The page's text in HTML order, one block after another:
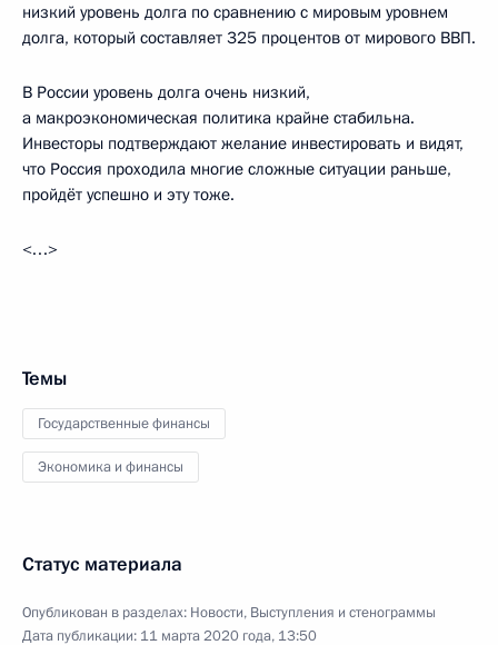
низкий уровень долга по сравнению с мировым уровнем
долга, который составляет 325 процентов от мирового ВВП.
В России уровень долга очень низкий,
а макроэкономическая политика крайне стабильна.
Инвесторы подтверждают желание инвестировать и видят,
что Россия проходила многие сложные ситуации раньше,
пройдёт успешно и эту тоже.
<…>
Темы
Государственные финансы
Экономика и финансы
Статус материала
Опубликован в разделах: Новости, Выступления и стенограммы
Дата публикации: 11 марта 2020 года, 13:50